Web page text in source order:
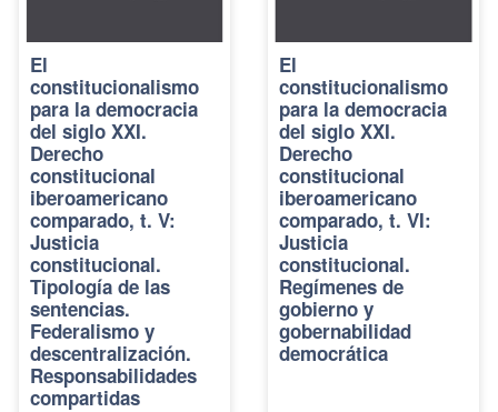
El
constitucionalismo
para la democracia
del siglo XXI.
Derecho
constitucional
iberoamericano
comparado, t. V:
Justicia
constitucional.
Tipología de las
sentencias.
Federalismo y
descentralización.
Responsabilidades
compartidas
El
constitucionalismo
para la democracia
del siglo XXI.
Derecho
constitucional
iberoamericano
comparado, t. VI:
Justicia
constitucional.
Regímenes de
gobierno y
gobernabilidad
democrática